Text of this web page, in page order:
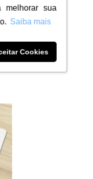
melhorar sua
Saiba mais
Cookies
clientes